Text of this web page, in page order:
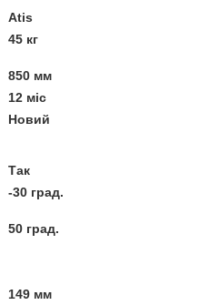
Atis
45 кг
850 мм
12 міс
Новий
Так
-30 град.
50 град.
149 мм